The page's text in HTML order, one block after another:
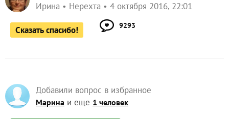
Ирина Нерехта 4 октября 2016, 22:01
Сказать спасибо! 9293
Добавили вопрос в избранное
Марина и еще 1 человек